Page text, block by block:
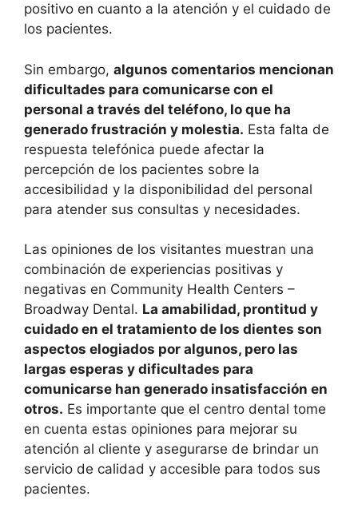
positivo en cuanto a la atención y el cuidado de
los pacientes.
Sin embargo, algunos comentarios mencionan
dificultades para comunicarse con el
personal a través del teléfono, lo que ha
generado frustración y molestia. Esta falta de
respuesta telefónica puede afectar la
percepción de los pacientes sobre la
accesibilidad y la disponibilidad del personal
para atender sus consultas y necesidades.
Las opiniones de los visitantes muestran una
combinación de experiencias positivas y
negativas en Community Health Centers –
Broadway Dental. La amabilidad, prontitud y
cuidado en el tratamiento de los dientes son
aspectos elogiados por algunos, pero las
largas esperas y dificultades para
comunicarse han generado insatisfacción en
otros. Es importante que el centro dental tome
en cuenta estas opiniones para mejorar su
atención al cliente y asegurarse de brindar un
servicio de calidad y accesible para todos sus
pacientes.